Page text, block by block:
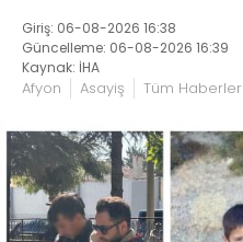
Giriş: 06-08-2026 16:38
Güncelleme: 06-08-2026 16:39
Kaynak: İHA
Afyon Asayiş Tüm Haberler